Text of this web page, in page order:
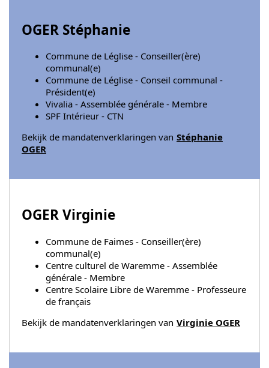
OGER Stéphanie
Commune de Léglise - Conseiller(ère)
communal(e)
Commune de Léglise - Conseil communal -
Président(e)
Vivalia - Assemblée générale - Membre
SPF Intérieur - CTN
Bekijk de mandatenverklaringen van Stéphanie
OGER
OGER Virginie
Commune de Faimes - Conseiller(ère)
communal(e)
Centre culturel de Waremme - Assemblée
générale - Membre
Centre Scolaire Libre de Waremme - Professeure
de français
Bekijk de mandatenverklaringen van Virginie OGER